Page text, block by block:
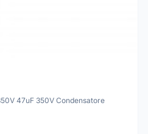
47uF 350V Condensatore